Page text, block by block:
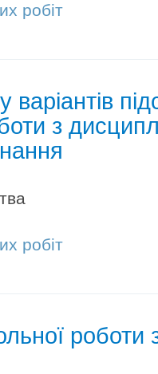
робіт
з
робіт
роботи